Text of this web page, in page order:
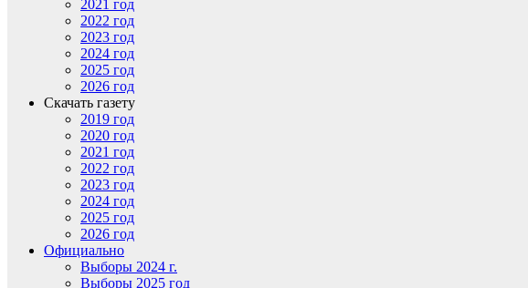
2021 год
2022 год
2023 год
2024 год
2025 год
2026 год
Скачать газету
2019 год
2020 год
2021 год
2022 год
2023 год
2024 год
2025 год
2026 год
Официально
Выборы 2024 г.
Выборы 2025 год